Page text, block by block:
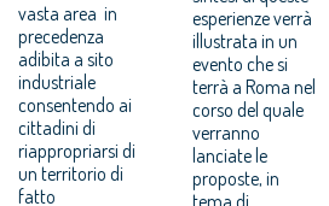
vasta area in
precedenza
adibita a sito
industriale
consentendo ai
cittadini di
riappropriarsi di
un territorio di
fatto
esperienze verrà
illustrata in un
evento che si
terrà a Roma nel
corso del quale
verranno
lanciate le
proposte, in
tema di